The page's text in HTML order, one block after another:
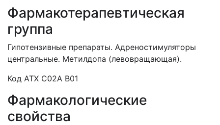
Фармакотерапевтическая
группа
Гипотензивные препараты. Адреностимуляторы
центральные. Метилдопа (левовращающая).
Код АТХ C02A B01
Фармакологические
свойства